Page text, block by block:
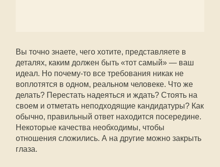
Вы точно знаете, чего хотите, представляете в
деталях, каким должен быть «тот самый» — ваш
идеал. Но почему-то все требования никак не
воплотятся в одном, реальном человеке. Что же
делать? Перестать надеяться и ждать? Стоять на
своем и отметать неподходящие кандидатуры? Как
обычно, правильный ответ находится посередине.
Некоторые качества необходимы, чтобы
отношения сложились. А на другие можно закрыть
глаза.